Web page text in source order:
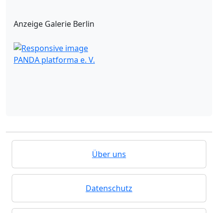
Anzeige Galerie Berlin
PANDA platforma e. V.
Über uns
Datenschutz